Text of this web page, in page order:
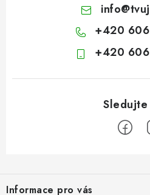
info@
+420
+420
Informace pro vás